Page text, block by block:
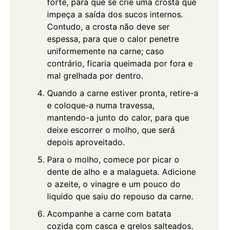
forte, para que se crie uma crosta que
impeça a saída dos sucos internos.
Contudo, a crosta não deve ser
espessa, para que o calor penetre
uniformemente na carne; caso
contrário, ficaria queimada por fora e
mal grelhada por dentro.
Quando a carne estiver pronta, retire-a
e coloque-a numa travessa,
mantendo-a junto do calor, para que
deixe escorrer o molho, que será
depois aproveitado.
Para o molho, comece por picar o
dente de alho e a malagueta. Adicione
o azeite, o vinagre e um pouco do
liquido que saiu do repouso da carne.
Acompanhe a carne com batata
cozida com casca e grelos salteados.